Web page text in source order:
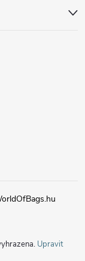
Upravit